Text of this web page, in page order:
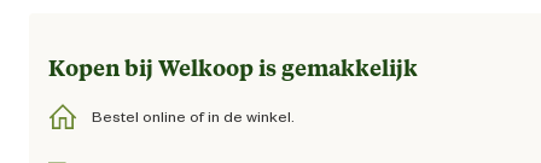
Kopen bij Welkoop is gemakkelijk
Bestel online of in de winkel.